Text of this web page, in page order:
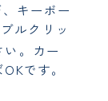
キーボー
ルクリッ
。カー
です。